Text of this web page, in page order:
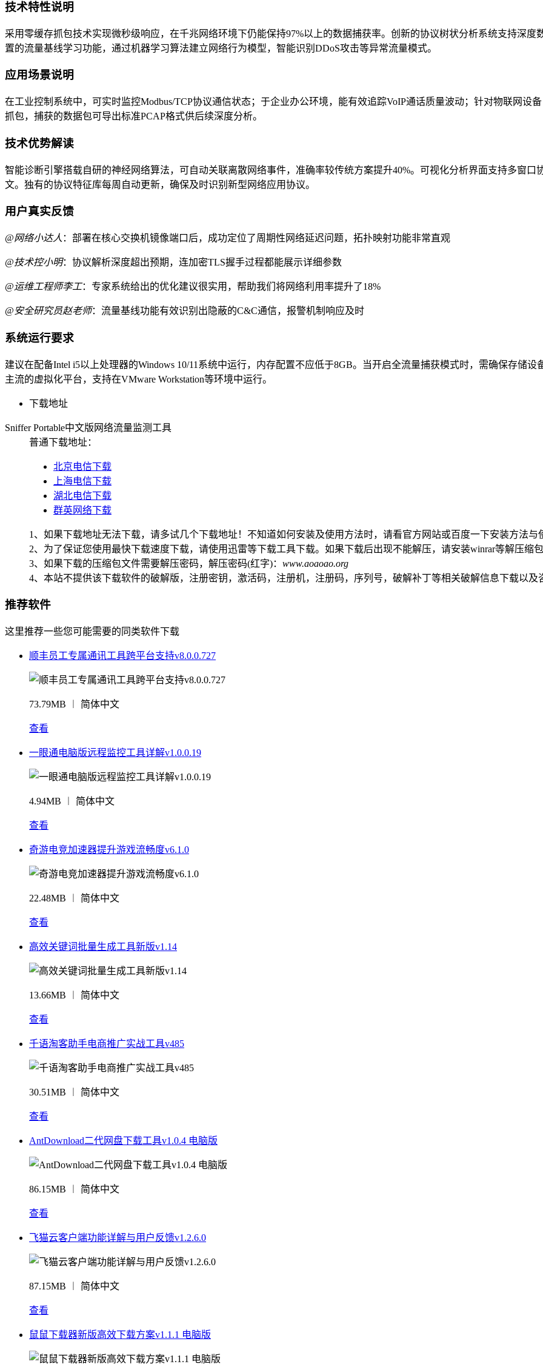
技术特性说明
采用零缓存抓包技术实现微秒级响应，在千兆网络环境下仍能保持97%以上的数据捕获率。创新的协议树状分析系统支持深
置的流量基线学习功能，通过机器学习算法建立网络行为模型，智能识别DDoS攻击等异常流量模式。
应用场景说明
在工业控制系统中，可实时监控Modbus/TCP协议通信状态；于企业办公环境，能有效追踪VoIP通话质量波动；针对物联网设
抓包，捕获的数据包可导出标准PCAP格式供后续深度分析。
技术优势解读
智能诊断引擎搭载自研的神经网络算法，可自动关联离散网络事件，准确率较传统方案提升40%。可视化分析界面支持多窗
文。独有的协议特征库每周自动更新，确保及时识别新型网络应用协议。
用户真实反馈
@网络小达人 ：部署在核心交换机镜像端口后，成功定位了周期性网络延迟问题，拓扑映射功能非常直观
@技术控小明：协议解析深度超出预期，连加密TLS握手过程都能展示详细参数
@运维工程师李工：专家系统给出的优化建议很实用，帮助我们将网络利用率提升了18%
@安全研究员赵老师：流量基线功能有效识别出隐蔽的C&C通信，报警机制响应及时
系统运行要求
建议在配备Intel i5以上处理器的Windows 10/11系统中运行，内存配置不应低于8GB。当开启全流量捕获模式时，需确保存储
主流的虚拟化平台，支持在VMware Workstation等环境中运行。
下载地址
Sniffer Portable中文版网络流量监测工具
普通下载地址：
北京电信下载
上海电信下载
湖北电信下载
群英网络下载
1、如果下载地址无法下载，请多试几个下载地址！不知道如何安装及使用方法时，请看官方网站或百度一下安装方法与
2、为了保证您使用最快下载速度下载，请使用迅雷等下载工具下载。如果下载后出现不能解压，请安装winrar等解压缩
3、如果下载的压缩包文件需要解压密码，解压密码(红字)： www.aoaoao.org
4、本站不提供该下载软件的破解版，注册密钥，激活码，注册机，注册码，序列号，破解补丁等相关破解信息下载以及
推荐软件
这里推荐一些您可能需要的同类软件下载
顺丰员工专属通讯工具跨平台支持v8.0.0.727
73.79MB ︱ 简体中文
查看
一眼通电脑版远程监控工具详解v1.0.0.19
4.94MB ︱ 简体中文
查看
奇游电竞加速器提升游戏流畅度v6.1.0
22.48MB ︱ 简体中文
查看
高效关键词批量生成工具新版v1.14
13.66MB ︱ 简体中文
查看
千语淘客助手电商推广实战工具v485
30.51MB ︱ 简体中文
查看
AntDownload二代网盘下载工具v1.0.4 电脑版
86.15MB ︱ 简体中文
查看
飞猫云客户端功能详解与用户反馈v1.2.6.0
87.15MB ︱ 简体中文
查看
鼠鼠下载器新版高效下载方案v1.1.1 电脑版